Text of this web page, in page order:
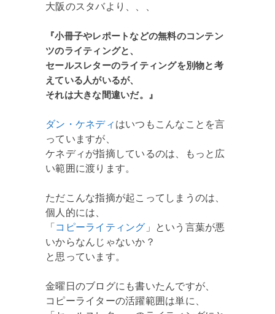
大阪のスタバより、、、
『小冊子やレポートなどの無料のコンテン
ツのライティングと、
セールスレターのライティングを別物と考
えている人がいるが、
それは大きな間違いだ。』
ダン・ケネディ はいつもこんなことを言
っていますが、
ケネディが指摘しているのは、もっと広
い範囲に渡ります。
ただこんな指摘が起こってしまうのは、
個人的には、
「 コピーライティング 」という言葉が悪
いからなんじゃないか？
と思っています。
金曜日のブログにも書いたんですが、
コピーライターの活躍範囲は単に、